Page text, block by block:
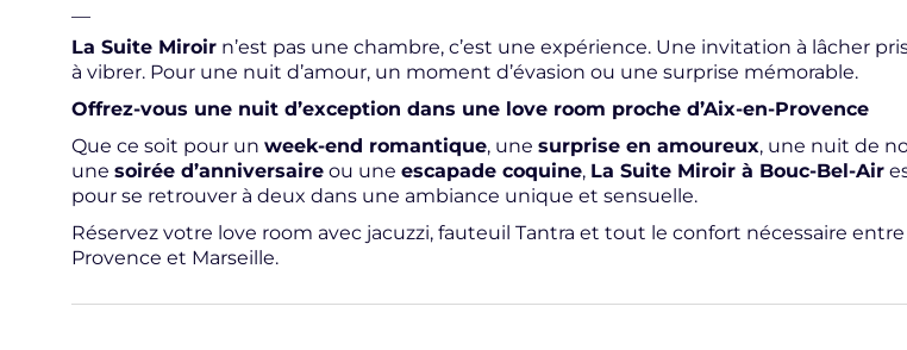
La Suite Miroir n’est pas une chambre, c’est une expérience. Une invitation à lâcher
à vibrer. Pour une nuit d’amour, un moment d’évasion ou une surprise mémorable.
Offrez-vous une nuit d’exception dans une love room proche d’Aix-en-Provence
Que ce soit pour un week-end romantique, une surprise en amoureux, une nuit de
une soirée d’anniversaire ou une escapade coquine, La Suite Miroir à Bouc-Bel-Air
pour se retrouver à deux dans une ambiance unique et sensuelle.
Réservez votre love room avec jacuzzi, fauteuil Tantra et tout le confort nécessaire
Provence et Marseille.